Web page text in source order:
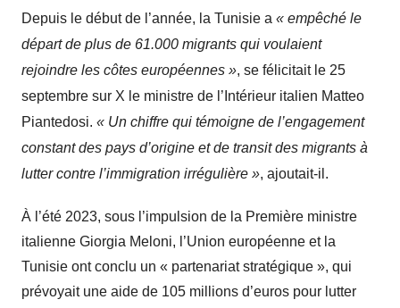
Depuis le début de l’année, la Tunisie a « empêché le
départ de plus de 61.000 migrants qui voulaient
rejoindre les côtes européennes », se félicitait le 25
septembre sur X le ministre de l’Intérieur italien Matteo
Piantedosi. « Un chiffre qui témoigne de l’engagement
constant des pays d’origine et de transit des migrants à
lutter contre l’immigration irrégulière », ajoutait-il.
À l’été 2023, sous l’impulsion de la Première ministre
italienne Giorgia Meloni, l’Union européenne et la
Tunisie ont conclu un « partenariat stratégique », qui
prévoyait une aide de 105 millions d’euros pour lutter